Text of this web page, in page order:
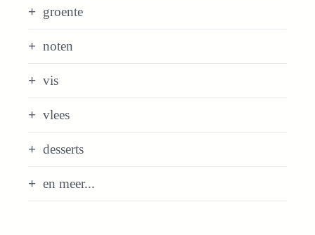
groente
noten
vis
vlees
desserts
en meer...